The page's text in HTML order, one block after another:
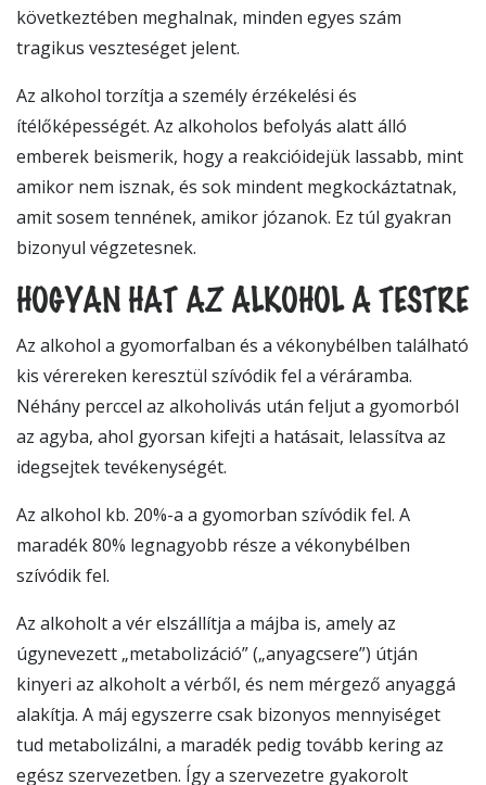
következtében meghalnak, minden egyes szám
tragikus veszteséget jelent.
Az alkohol torzítja a személy érzékelési és
ítélőképességét. Az alkoholos befolyás alatt álló
emberek beismerik, hogy a reakcióidejük lassabb, mint
amikor nem isznak, és sok mindent megkockáztatnak,
amit sosem tennének, amikor józanok. Ez túl gyakran
bizonyul végzetesnek.
HOGYAN HAT AZ ALKOHOL A TESTRE
Az alkohol a gyomorfalban és a vékonybélben található
kis vérereken keresztül szívódik fel a véráramba.
Néhány perccel az alkoholivás után feljut a gyomorból
az agyba, ahol gyorsan kifejti a hatásait, lelassítva az
idegsejtek tevékenységét.
Az alkohol kb. 20%-a a gyomorban szívódik fel. A
maradék 80% legnagyobb része a vékonybélben
szívódik fel.
Az alkoholt a vér elszállítja a májba is, amely az
úgynevezett „metabolizáció” („anyagcsere”) útján
kinyeri az alkoholt a vérből, és nem mérgező anyaggá
alakítja. A máj egyszerre csak bizonyos mennyiséget
tud metabolizálni, a maradék pedig tovább kering az
egész szervezetben. Így a szervezetre gyakorolt